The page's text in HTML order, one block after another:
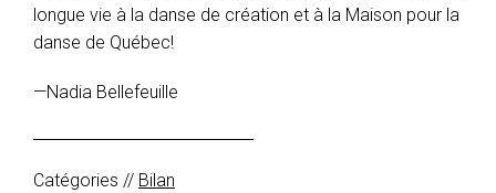
longue vie à la danse de création et à la Maison pour la
danse de Québec!
—Nadia Bellefeuille
Catégories // Bilan